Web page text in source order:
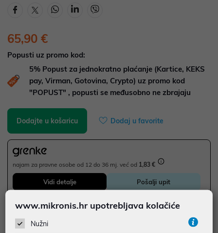
65,90 €
Popusti uz promo kod:
5% Popust za jednokratno plaćanje (Kartice, KEKS
pay, Virman, Gotovina, Crypto) uz promo kod
"POPUST" , popusti se međusobno ne zbrajaju
Dodajte u košaricu Dodaj u favorite
najam za pravne osobe od 12 do 36 mj. već od 1,83 €
Vidi detalje Pošalji upit
SIGURNA KUPOVINA
www.mikronis.hr upotrebljava kolačiće
Nužni